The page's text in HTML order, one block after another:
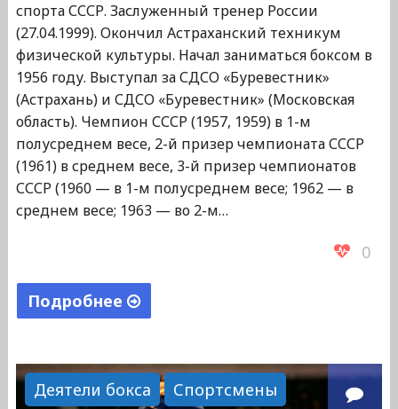
спорта СССР. Заслуженный тренер России
(27.04.1999). Окончил Астраханский техникум
физической культуры. Начал заниматься боксом в
1956 году. Выступал за СДСО «Буревестник»
(Астрахань) и СДСО «Буревестник» (Московская
область). Чемпион СССР (1957, 1959) в 1-м
полусреднем весе, 2-й призер чемпионата СССР
(1961) в среднем весе, 3-й призер чемпионатов
СССР (1960 — в 1-м полусреднем весе; 1962 — в
среднем весе; 1963 — во 2-м…
0
Подробнее
Соломонович"
Деятели бокса
Спортсмены